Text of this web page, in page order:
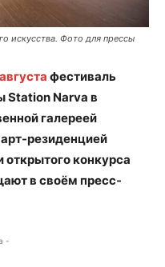
искусства. Фото для прессы
фестиваль
Station Narva в
галереей
резиденцией
открытого конкурса
в своём пресс-
-